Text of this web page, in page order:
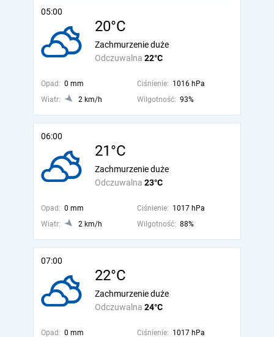
05:00
20°C
Odczuwalna 22°C
Zachmurzenie duże
Opad: 0 mm Ciśnienie: 1016 hPa
Wiatr:
2 km/h Wilgotność: 93%
06:00
21°C
Odczuwalna 23°C
Zachmurzenie duże
Opad: 0 mm Ciśnienie: 1017 hPa
Wiatr:
2 km/h Wilgotność: 88%
07:00
22°C
Odczuwalna 24°C
Zachmurzenie duże
Opad: 0 mm Ciśnienie: 1017 hPa